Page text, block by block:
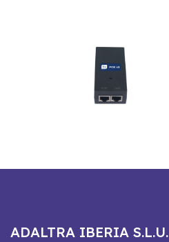
ADALTRA IBERIA S.L.U.